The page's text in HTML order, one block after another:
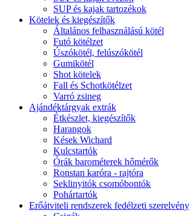
SUP és kajak tartozékok
Kötelek és kiegészítők
Általános felhasználású kötél
Futó kötélzet
Úszókötél, felúszókötél
Gumikötél
Shot kötelek
Fall és Schotkötélzet
Varró zsineg
Ajándéktárgyak extrák
Étkészlet, kiegészítők
Harangok
Kések Wichard
Kulcstartók
Órák barométerek hőmérők
Ronstan karóra - rajtóra
Seklinyitók csomóbontók
Pohártartók
Erőátviteli rendszerek fedélzeti szerelvény